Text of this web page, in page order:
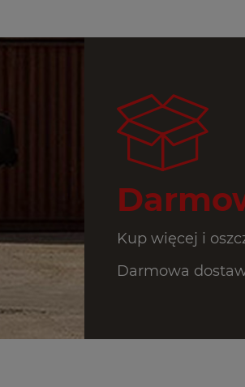
Kup więcej i
Darmowa